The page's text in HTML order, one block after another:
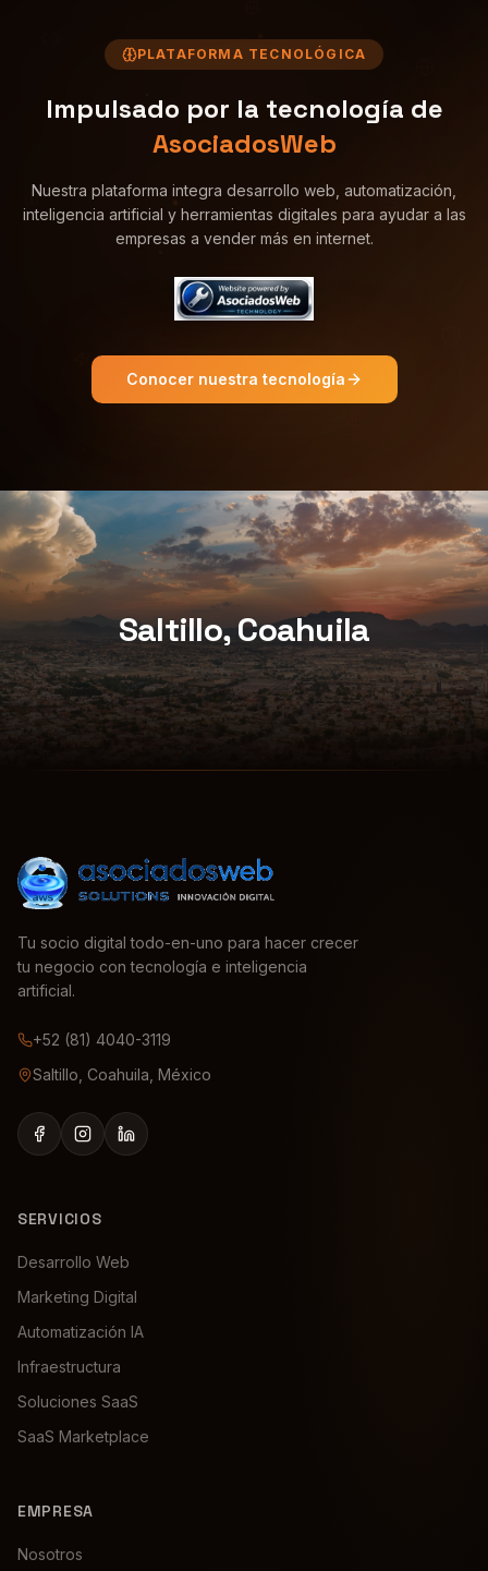
PLATAFORMA TECNOLÓGICA
Impulsado por la tecnología de
AsociadosWeb
Nuestra plataforma integra desarrollo web, automatización,
inteligencia artificial y herramientas digitales para ayudar a las
empresas a vender más en internet.
Conocer nuestra tecnología
Saltillo, Coahuila
Tu socio digital todo-en-uno para hacer crecer
tu negocio con tecnología e inteligencia
artificial.
+52 (81) 4040-3119
Saltillo, Coahuila, México
SERVICIOS
Desarrollo Web
Marketing Digital
Automatización IA
Infraestructura
Soluciones SaaS
SaaS Marketplace
EMPRESA
Nosotros